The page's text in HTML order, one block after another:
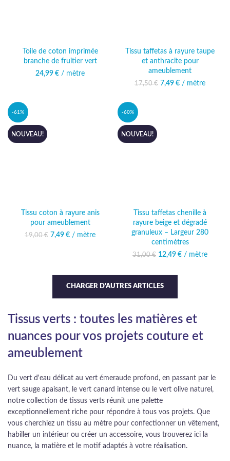
Toile de coton imprimée
branche de fruitier vert
24,99 € / mètre
Tissu taffetas à rayure taupe
et anthracite pour
ameublement
17,50€ Le prix initial était :
7,49 € Le prix actuel
/ mètre
-61%
NOUVEAU!
Tissu coton à rayure anis
pour ameublement
19,00€ Le prix initial était :
7,49 € Le prix actuel
/ mètre
-60%
NOUVEAU!
Tissu taffetas chenille à
rayure beige et dégradé
granuleux – Largeur 280
centimètres
31,00€
Le prix initial était :
12,49 €
Le prix
/ mètre
CHARGER D'AUTRES ARTICLES
Tissus verts : toutes les matières et
nuances pour vos projets couture et
ameublement
Du vert d'eau délicat au vert émeraude profond, en passant par le
vert sauge apaisant, le vert canard intense ou le vert olive naturel,
notre collection de tissus verts réunit une palette
exceptionnellement riche pour répondre à tous vos projets. Que
vous cherchiez un tissu au mètre pour confectionner un vêtement,
habiller un intérieur ou créer un accessoire, vous trouverez ici la
nuance, la matière et le motif adaptés à votre réalisation.